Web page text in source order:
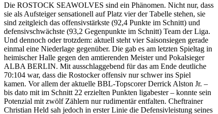
Die ROSTOCK SEAWOLVES sind ein Phänomen. Nicht nur, dass
sie als Aufsteiger sensationell auf Platz vier der Tabelle stehen, sie
sind zeitgleich das offensivstärkste (92,4 Punkte im Schnitt) und
defensivschwächste (93,2 Gegenpunkte im Schnitt) Team der Liga.
Und dennoch oder trotzdem: aktuell steht vier Saisonsiegen gerade
einmal eine Niederlage gegenüber. Die gab es am letzten Spieltag in
heimischer Halle gegen den amtierenden Meister und Pokalsieger
ALBA BERLIN. Mit ausschlaggebend für das am Ende deutliche
70:104 war, dass die Rostocker offensiv nur schwer ins Spiel
kamen. Vor allem der aktuelle BBL-Topscorer Derrick Alston Jr. –
bis dato mit im Schnitt 22 erzielten Punkten ligabester – konnte sein
Potenzial mit zwölf Zählern nur rudimentär entfalten. Cheftrainer
Christian Held sah jedoch in erster Linie die Defensivleistung seines